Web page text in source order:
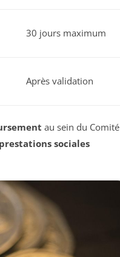
30 jours maximum
Après validation
au sein du Comité
prestations sociales